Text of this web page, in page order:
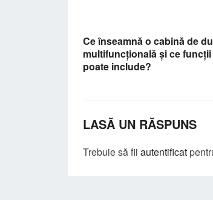
Ce înseamnă o cabină de
multifuncțională și ce funcții
poate include?
LASĂ UN RĂSPUNS
Trebuie să fii autentificat